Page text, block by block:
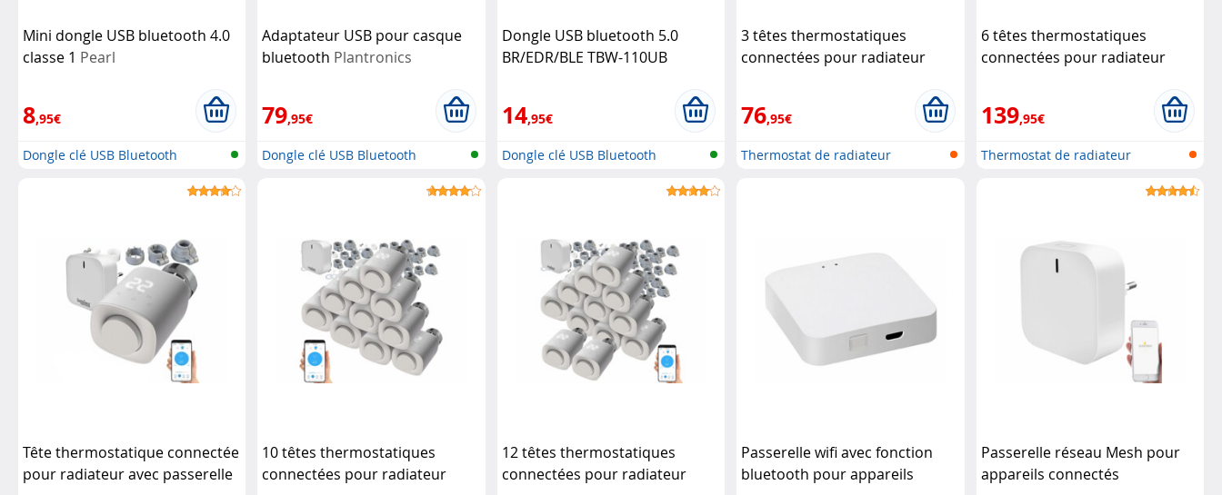
Mini dongle USB bluetooth 4.0
classe 1 Pearl
8,95€
Dongle clé USB Bluetooth
Adaptateur USB pour casque
bluetooth Plantronics
79,95€
Dongle clé USB Bluetooth
Dongle USB bluetooth 5.0
BR/EDR/BLE TBW-110UB
14,95€
Dongle clé USB Bluetooth
3 têtes thermostatiques
connectées pour radiateur
76,95€
Thermostat de radiateur
6 têtes thermostatiques
connectées pour radiateur
139,95€
Thermostat de radiateur
Tête thermostatique connectée
pour radiateur avec passerelle
10 têtes thermostatiques
connectées pour radiateur
12 têtes thermostatiques
connectées pour radiateur
Passerelle wifi avec fonction
bluetooth pour appareils
Passerelle réseau Mesh pour
appareils connectés